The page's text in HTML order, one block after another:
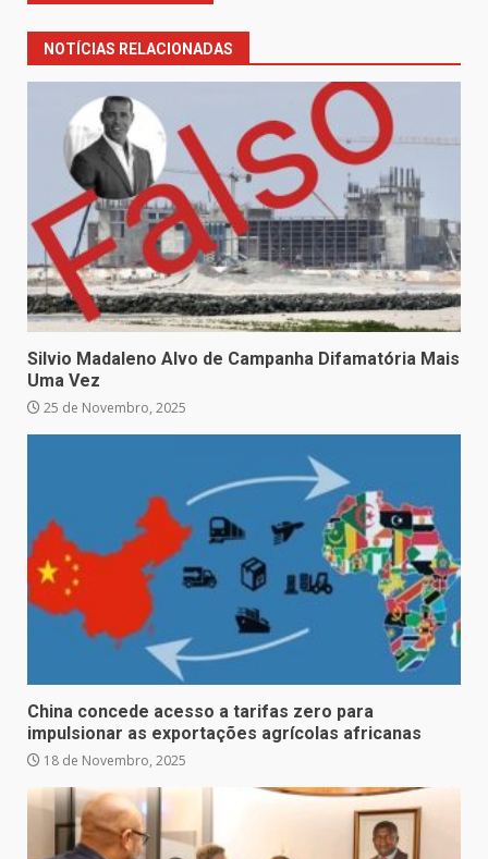
NOTÍCIAS RELACIONADAS
Silvio Madaleno Alvo de Campanha Difamatória Mais
Uma Vez
25 de Novembro, 2025
China concede acesso a tarifas zero para
impulsionar as exportações agrícolas africanas
18 de Novembro, 2025